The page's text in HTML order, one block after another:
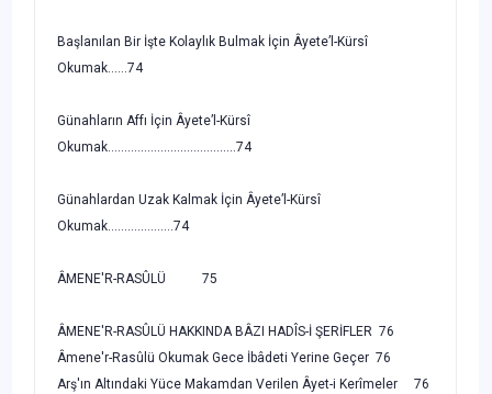
Başlanılan Bir İşte Kolaylık Bulmak İçin Âyete’l-Kürsî
Okumak......74
Günahların Affı İçin Âyete’l-Kürsî
Okumak.......................................74
Günahlardan Uzak Kalmak İçin Âyete’l-Kürsî
Okumak....................74
ÂMENE'R-RASÛLÜ 75
ÂMENE'R-RASÛLÜ HAKKINDA BÂZI HADÎS-İ ŞERİFLER 76
Âmene'r-Rasûlü Okumak Gece İbâdeti Yerine Geçer 76
Arş'ın Altındaki Yüce Makamdan Verilen Âyet-i Kerîmeler 76